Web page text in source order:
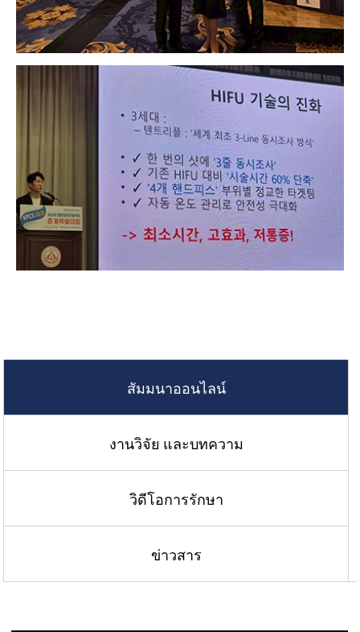
สัมมนาออนไลน์
งานวิจัย และบทความ
วิดีโอการรักษา
ข่าวสาร